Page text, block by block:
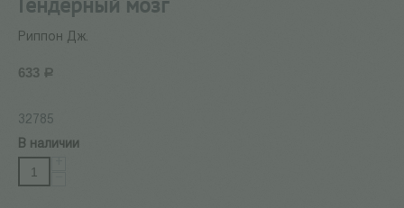
Риппон Дж.
633 Р
32785
В наличии